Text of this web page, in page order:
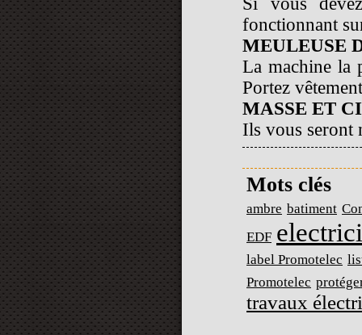
fonctionnant
MEULEUSE
La machine la
Portez
MASSE ET
Ils vous seront
Mots clés
ambre batiment
EDF
label Promotelec
Promotelec
travaux